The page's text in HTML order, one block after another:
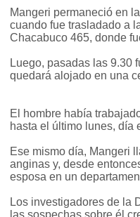
Mangeri permaneció en
cuando fue trasladado a
Chacabuco 465, donde
Luego, pasadas las 9.30
quedará alojado en una
El hombre había
hasta el último lunes, día
Ese mismo día, Mangeri
anginas y, desde
esposa en un
Los investigadores de la